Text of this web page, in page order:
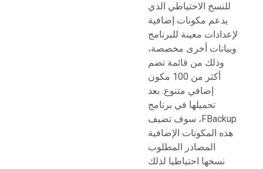
للنسخ الاحتياطي الذي
يدعم مكونات إضافية
لإعدادات معينة للبرنامج
وبيانات أخرى مخصصة،
وذلك من قائمة تضم
أكثر من 100 مكون
إضافي متنوع. بعد
تحميلها في برنامج
FBackup، سوف تضيف
هذه المكونات الإضافية
المصادر المطلوب
نسخها احتياطيا لذلك